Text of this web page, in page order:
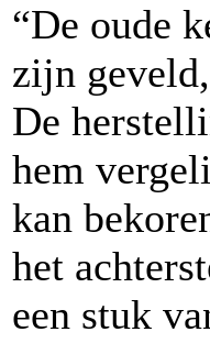
“De oude
zijn
De
hem
kan
het
een stuk